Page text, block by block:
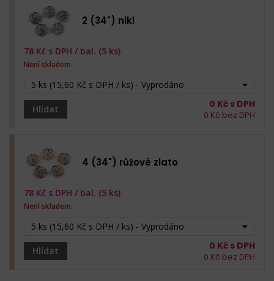
2 (34") nikl
5 ks (15,60 Kč s DPH / ks) - Vyprodáno
Hlídat
78 Kč s DPH / bal. (5 ks)
Není skladem
0 Kč s DPH
0 Kč bez DPH
4 (34") růžové zlato
5 ks (15,60 Kč s DPH / ks) - Vyprodáno
Hlídat
78 Kč s DPH / bal. (5 ks)
Není skladem
0 Kč s DPH
0 Kč bez DPH